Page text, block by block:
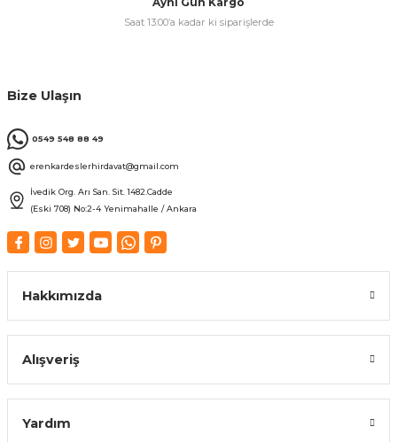
Saat 13:00’a kadar ki siparişlerde
Bize Ulaşın
0549 548 88 49
erenkardeslerhirdavat@gmail.com
İvedik Org. Arı San. Sit. 1482.Cadde
(Eski 708) No:2-4 Yenimahalle / Ankara
Hakkımızda
Alışveriş
Yardım